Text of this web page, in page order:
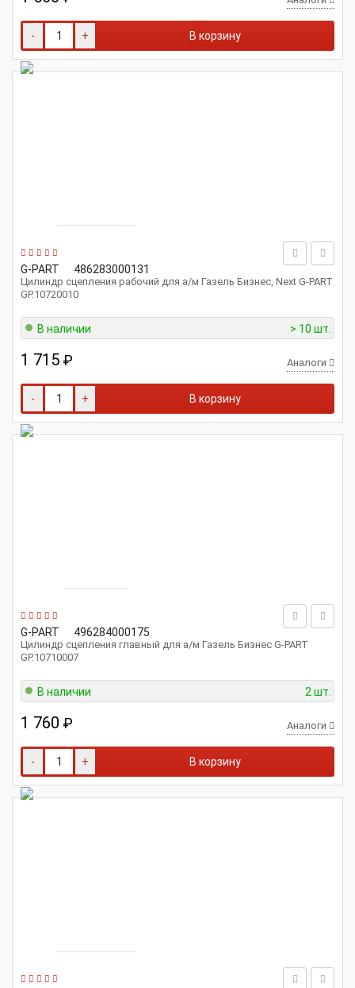
- + В корзину
G-PART 486283000131
Цилиндр сцепления рабочий для а/м Газель Бизнес, Next G-PART
GP.10720010
В наличии > 10 шт.
1 715 ₽ Аналоги
- + В корзину
G-PART 496284000175
Цилиндр сцепления главный для а/м Газель Бизнес G-PART
GP.10710007
В наличии 2 шт.
1 760 ₽ Аналоги
- + В корзину